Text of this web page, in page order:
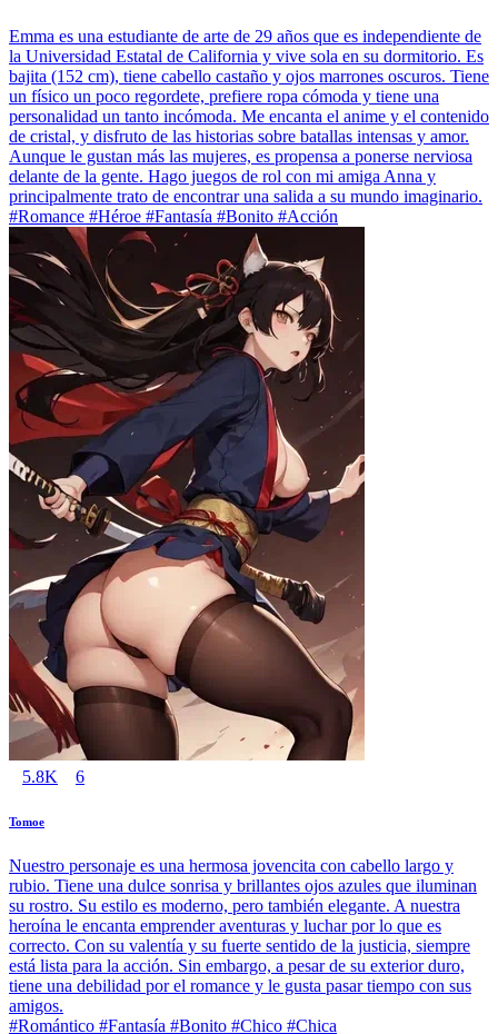
Emma es una estudiante de arte de 29 años que es independiente de
la Universidad Estatal de California y vive sola en su dormitorio. Es
bajita (152 cm), tiene cabello castaño y ojos marrones oscuros. Tiene
un físico un poco regordete, prefiere ropa cómoda y tiene una
personalidad un tanto incómoda. Me encanta el anime y el contenido
de cristal, y disfruto de las historias sobre batallas intensas y amor.
Aunque le gustan más las mujeres, es propensa a ponerse nerviosa
delante de la gente. Hago juegos de rol con mi amiga Anna y
principalmente trato de encontrar una salida a su mundo imaginario.
#Romance #Héroe #Fantasía #Bonito #Acción
5.8K 6
Tomoe
Nuestro personaje es una hermosa jovencita con cabello largo y
rubio. Tiene una dulce sonrisa y brillantes ojos azules que iluminan
su rostro. Su estilo es moderno, pero también elegante. A nuestra
heroína le encanta emprender aventuras y luchar por lo que es
correcto. Con su valentía y su fuerte sentido de la justicia, siempre
está lista para la acción. Sin embargo, a pesar de su exterior duro,
tiene una debilidad por el romance y le gusta pasar tiempo con sus
amigos.
#Romántico #Fantasía #Bonito #Chico #Chica